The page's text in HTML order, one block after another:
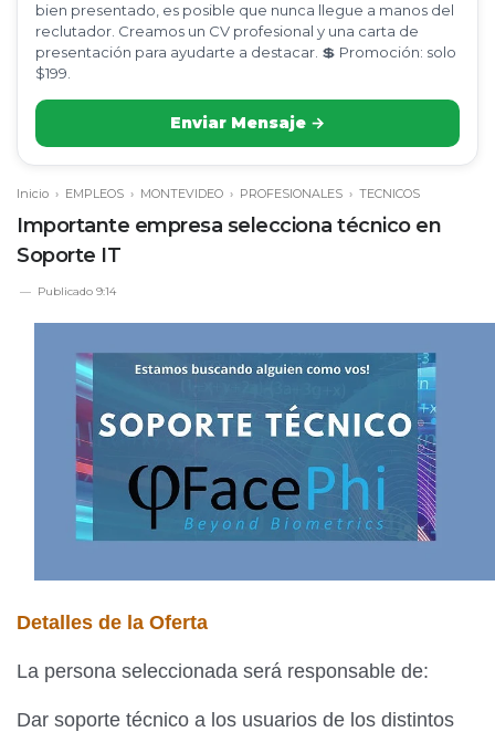
bien presentado, es posible que nunca llegue a manos del
reclutador. Creamos un CV profesional y una carta de
presentación para ayudarte a destacar. 💲 Promoción: solo
$199.
Enviar Mensaje →
Inicio › EMPLEOS › MONTEVIDEO › PROFESIONALES › TECNICOS
Importante empresa selecciona técnico en
Soporte IT
Publicado 9:14
Detalles de la Oferta
La persona seleccionada será responsable de:
Dar soporte técnico a los usuarios de los distintos